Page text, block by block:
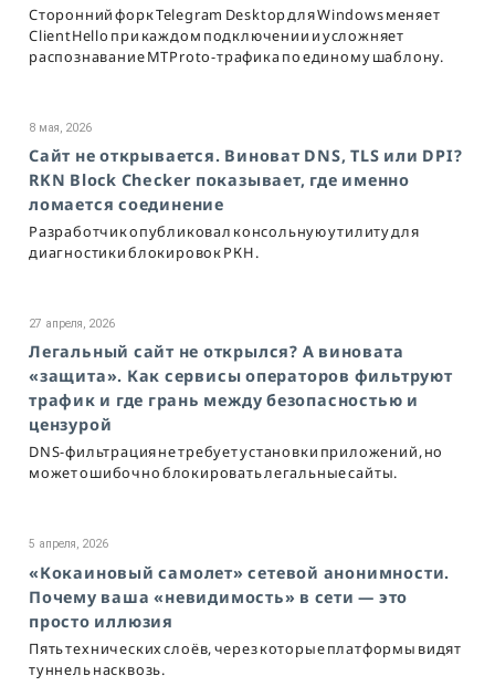
Сторонний форк Telegram Desktop для Windows меняет
ClientHello при каждом подключении и усложняет
распознавание MTProto-трафика по единому шаблону.
8 мая, 2026
Сайт не открывается. Виноват DNS, TLS или DPI?
RKN Block Checker показывает, где именно
ломается соединение
Разработчик опубликовал консольную утилиту для
диагностики блокировок РКН.
27 апреля, 2026
Легальный сайт не открылся? А виновата
«защита». Как сервисы операторов фильтруют
трафик и где грань между безопасностью и
цензурой
DNS-фильтрация не требует установки приложений, но
может ошибочно блокировать легальные сайты.
5 апреля, 2026
«Кокаиновый самолет» сетевой анонимности.
Почему ваша «невидимость» в сети — это
просто иллюзия
Пять технических слоёв, через которые платформы видят
туннель насквозь.